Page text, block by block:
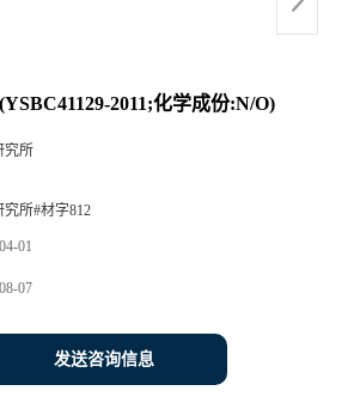
2011;化学成份:N/O)
究所
所#材字812
01
07
发送咨询信息